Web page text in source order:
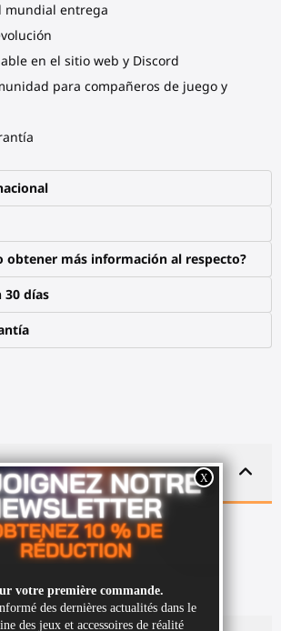
mundial entrega
en el sitio web y Discord
para compañeros de juego y
obtener más información al respecto?
30 días
USB 4.2